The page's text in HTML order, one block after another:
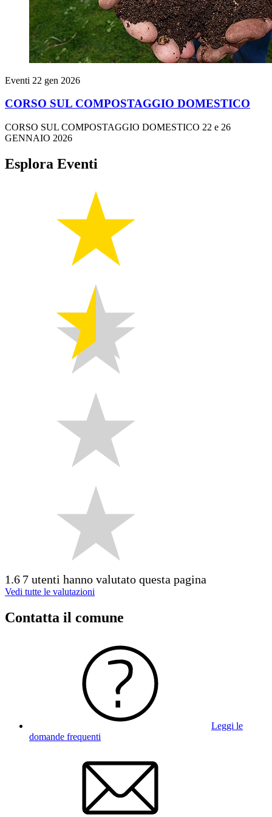
Eventi 22 gen 2026
CORSO SUL COMPOSTAGGIO DOMESTICO
CORSO SUL COMPOSTAGGIO DOMESTICO 22 e 26
GENNAIO 2026
Esplora Eventi
1.6 7 utenti hanno valutato questa pagina
Vedi tutte le valutazioni
Contatta il comune
Leggi le
domande frequenti